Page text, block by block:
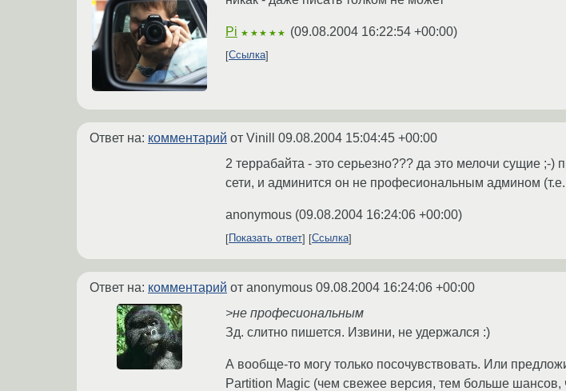
Pi ★★★★★ (09.08.2004 16:22:54 +00:00)
Ссылка
Ответ на: комментарий от Vinill 09.08.2004 15:04:45 +00:00
2 террабайта - это серьезно??? да это мелочи сущие ;-
сети, и админится он не професиональным админом
anonymous (09.08.2004 16:24:06 +00:00)
Показать ответ Ссылка
Ответ на: комментарий от anonymous 09.08.2004 16:24:06 +00:00
>не професиональным
Зд. слитно пишется. Извини, не удержался :)
А вообще-то могу только посочувствовать. Или
Partition Magic (чем свежее версия, тем больше